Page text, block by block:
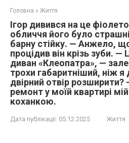
Головна » Життя
Ігор дивився на це
обличчя його було
барну стійку. — Анжело,
процідив він крізь зуби. —
диван «Клеопатра», —
трохи габаритніший, ніж
двірний отвір
ремонт у моїй квартирі
коханкою.
Дата публікації: 05.12.2025 Життя